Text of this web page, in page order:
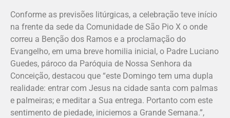
Conforme as previsões litúrgicas, a celebração teve início
na frente da sede da Comunidade de São Pio X o onde
correu a Benção dos Ramos e a proclamação do
Evangelho, em uma breve homilia inicial, o Padre Luciano
Guedes, pároco da Paróquia de Nossa Senhora da
Conceição, destacou que “este Domingo tem uma dupla
realidade: entrar com Jesus na cidade santa com palmas
e palmeiras; e meditar a Sua entrega. Portanto com este
sentimento de piedade, iniciemos a Grande Semana.”,